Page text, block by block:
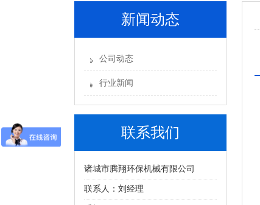
新闻动态
公司动态
行业新闻
联系我们
诸城市腾翔环保机械有限公司
联系人：刘经理